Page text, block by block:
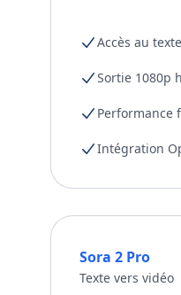
Accès au
Sortie 1080p
Performance
Intégration
Sora 2 Pro
Texte vers vidéo